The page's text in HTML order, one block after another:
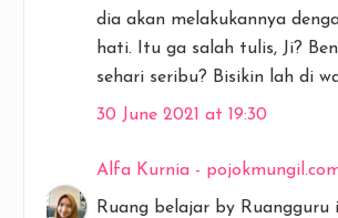
dia akan melakukannya
hati. Itu ga salah tulis, Ji?
sehari seribu? Bisikin lah di
30 June 2021 at 19:30
Alfa Kurnia -
Ruang belajar by Ruangguru